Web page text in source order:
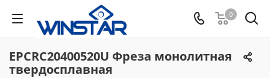
0
EPCRC20400520U Фреза монолитная
твердосплавная